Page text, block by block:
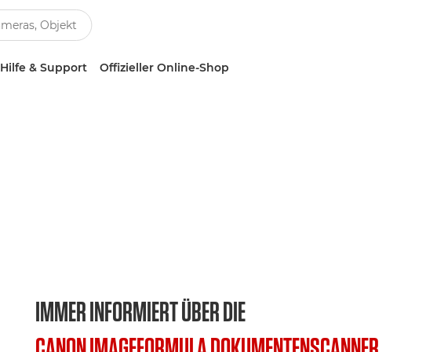
Hilfe & Support Offizieller Online-Shop
IMMER INFORMIERT ÜBER DIE